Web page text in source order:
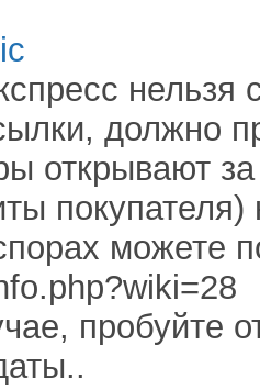
нельзя
должно
открывают
можете
пробуйте